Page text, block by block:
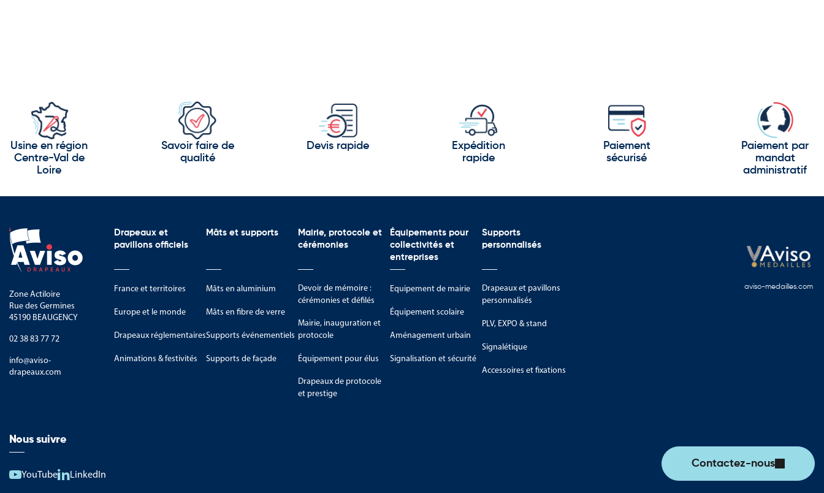
Usine en région
Centre-Val de
Loire
Savoir faire de
qualité
Devis rapide
Expédition
rapide
Paiement
sécurisé
Paiement par
mandat
administratif
Zone Actiloire
Rue des Germines
45190 BEAUGENCY
02 38 83 77 72
info@aviso-
drapeaux.com
Drapeaux et
pavillons officiels
France et territoires
Europe et le monde
Drapeaux réglementaires
Animations & festivités
Mâts et supports
Mâts en aluminium
Mâts en fibre de verre
Supports événementiels
Supports de façade
Mairie, protocole et
cérémonies
Devoir de mémoire :
cérémonies et défilés
Mairie, inauguration et
protocole
Équipement pour élus
Drapeaux de protocole
et prestige
Équipements pour
collectivités et
entreprises
Equipement de mairie
Équipement scolaire
Aménagement urbain
Signalisation et sécurité
Supports
personnalisés
Drapeaux et pavillons
personnalisés
PLV, EXPO & stand
Signalétique
Accessoires et fixations
aviso-medailles.com
Nous suivre
YouTube LinkedIn
Contactez-nous